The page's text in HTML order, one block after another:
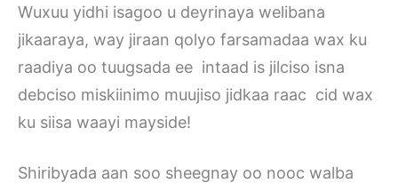
Wuxuu yidhi isagoo u deyrinaya welibana
jikaaraya, way jiraan qolyo farsamadaa wax ku
raadiya oo tuugsada ee intaad is jilciso isna
debciso miskiinimo muujiso jidkaa raac cid wax
ku siisa waayi mayside!
Shiribyada aan soo sheegnay oo nooc walba